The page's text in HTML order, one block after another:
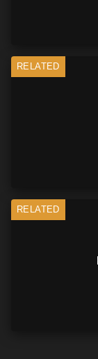
RELATED
RELATED